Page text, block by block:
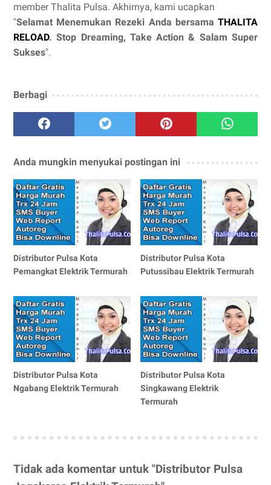
member Thalita Pulsa. Akhirnya, kami ucapkan
"Selamat Menemukan Rezeki Anda bersama THALITA
RELOAD. Stop Dreaming, Take Action & Salam Super
Sukses".
Berbagi
Anda mungkin menyukai postingan ini
Distributor Pulsa Kota
Pemangkat Elektrik Termurah
Distributor Pulsa Kota
Putussibau Elektrik Termurah
Distributor Pulsa Kota
Ngabang Elektrik Termurah
Distributor Pulsa Kota
Singkawang Elektrik
Termurah
Tidak ada komentar untuk "Distributor Pulsa